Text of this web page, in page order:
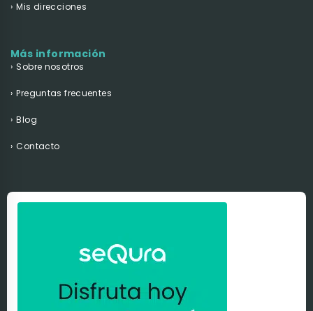
Mis direcciones
Más información
Sobre nosotros
Preguntas frecuentes
Blog
Contacto